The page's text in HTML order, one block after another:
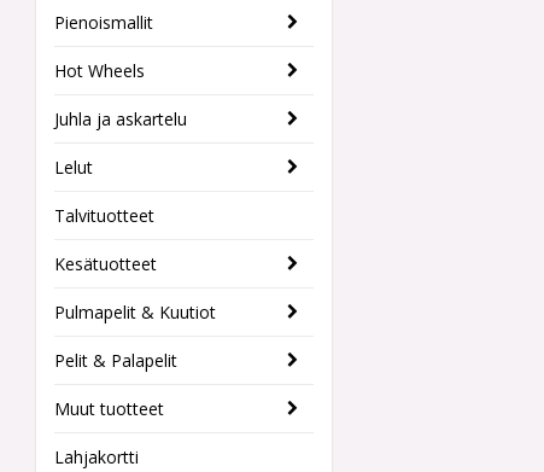
Pienoismallit
Hot Wheels
Juhla ja askartelu
Lelut
Talvituotteet
Kesätuotteet
Pulmapelit & Kuutiot
Pelit & Palapelit
Muut tuotteet
Lahjakortti